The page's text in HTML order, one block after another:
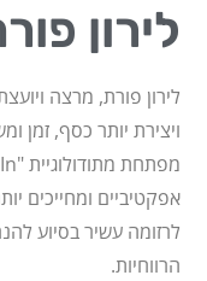
לירון
לירון פורת, מרצה
ויצירת יותר כסף, זמן
אפקטיביים ומחייכים
לרזומה עשיר בסיוע
הרווחיות.